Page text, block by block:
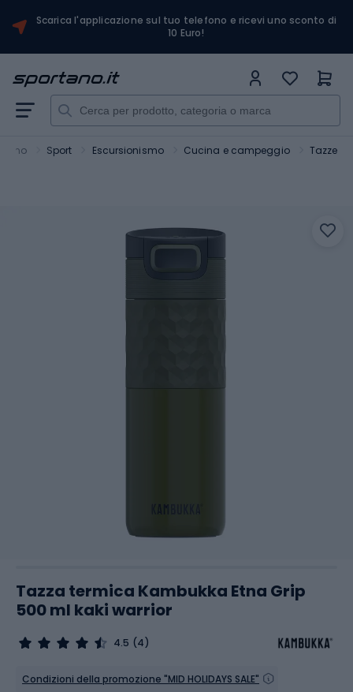
Scarica l'applicazione sul tuo telefono e ricevi uno sconto di
10 Euro!
Sport Escursionismo Cucina e campeggio Tazze
Tazza termica Kambukka Etna Grip
500 ml kaki warrior
4.5 (4)
Condizioni della promozione "MID HOLIDAYS SALE"